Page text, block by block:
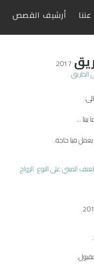
عننا أرشيف القصص
2017
...
فيا حاجة.
المبني على النوع الزواج